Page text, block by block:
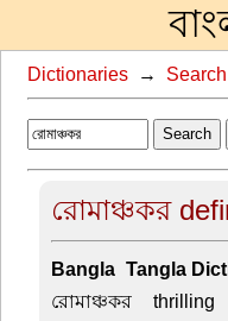
Dictionaries → Search
Search
রোমাঞ্চকর
Bangla-Tangla
রোমাঞ্চকর –thrilling